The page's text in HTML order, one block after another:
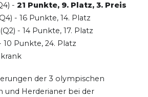
- 21 Punkte, 9. Platz, 3. Preis
- 16 Punkte, 14. Platz
- 14 Punkte, 17. Platz
10 Punkte, 24. Platz
der 3 olympischen
und Herderianer bei der